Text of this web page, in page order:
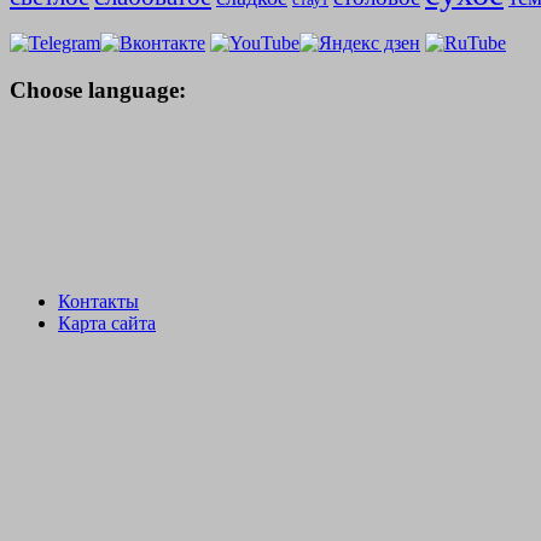
Choose language:
Контакты
Карта сайта